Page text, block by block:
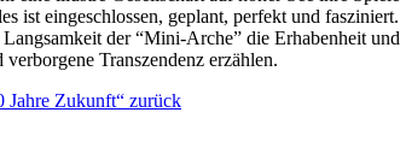
ist eingeschlossen, geplant, perfekt und
der “Mini-Arche” die Erhabenheit
Transzendenz erzählen.
Jahre Zukunft“ zurück